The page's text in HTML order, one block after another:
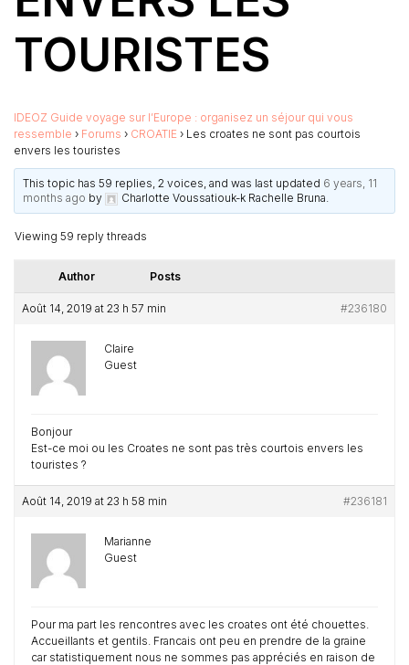
TOURISTES
IDEOZ Guide voyage sur l’Europe : organisez un séjour qui vous
ressemble › Forums › CROATIE › Les croates ne sont pas courtois
envers les touristes
This topic has 59 replies, 2 voices, and was last updated 6 years, 11
months ago by Charlotte Voussatiouk-k Rachelle Bruna.
Viewing 59 reply threads
Author Posts
Août 14, 2019 at 23 h 57 min #236180
Claire
Guest
Bonjour
Est-ce moi ou les Croates ne sont pas très courtois envers les
touristes ?
Août 14, 2019 at 23 h 58 min #236181
Marianne
Guest
Pour ma part les rencontres avec les croates ont été chouettes.
Accueillants et gentils. Francais ont peu en prendre de la graine
car statistiquement nous ne sommes pas appréciés en raison de